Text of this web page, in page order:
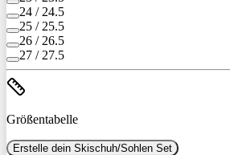
24 / 24.5
25 / 25.5
26 / 26.5
27 / 27.5
Größentabelle
Erstelle dein Skischuh/Sohlen Set